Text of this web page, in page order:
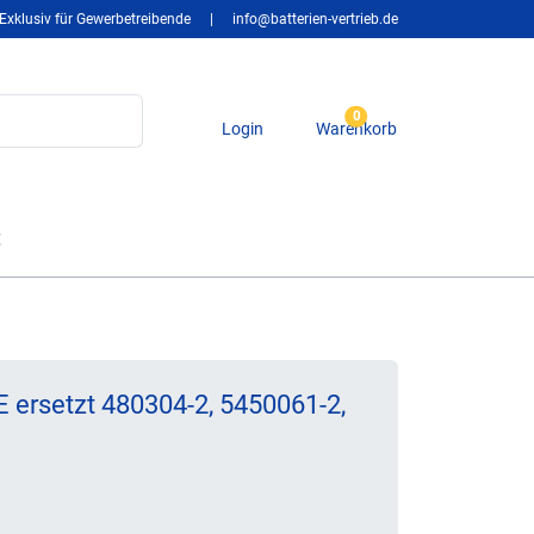
Exklusiv für Gewerbetreibende info@batterien-vertrieb.de
Login
0
Warenkorb
ersetzt 480304-2, 5450061-2,